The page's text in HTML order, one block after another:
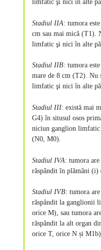
Stadiul IIA: tumora
cm sau mai mică (T1).
limfatic şi nici în alte
Stadiul IIB: tumora
mare de 8 cm (T2). Nu
limfatic şi nici în alte
Stadiul III: există mai
G4) în situsul osos
niciun ganglion
(N0, M0).
Stadiul IVA: tumora
răspândit în plămâni (i)
Stadiul IVB: tumora
răspândit la ganglionii
orice M), sau tumora
răspândit la alt organ
orice T, orice N și M1b).